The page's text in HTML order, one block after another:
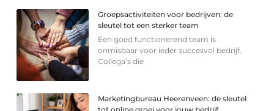
Groepsactiviteiten voor bedrijven: de
sleutel tot een sterker team
Een goed functionerend team is
onmisbaar voor ieder succesvol bedrijf.
Collega’s die
Marketingbureau Heerenveen: de sleutel